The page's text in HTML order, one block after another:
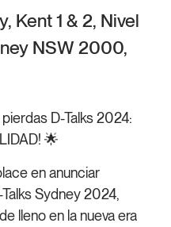
Kent 1 & 2, Nivel
NSW 2000,
D-Talks 2024:
🌟
en anunciar
Sydney 2024,
lleno en la nueva era